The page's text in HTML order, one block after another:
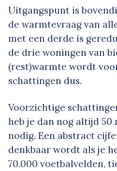
Uitgangspunt is
de warmtevraag van
met een derde is
de drie woningen van
(rest)warmte wordt
schattingen dus.
Voorzichtige
heb je dan nog altijd 50
nodig. Een abstract
denkbaar wordt als je
70.000 voetbalvelden,